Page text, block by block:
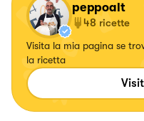
peppoalt
48 ricette
Visita la mia pagina se
la ricetta